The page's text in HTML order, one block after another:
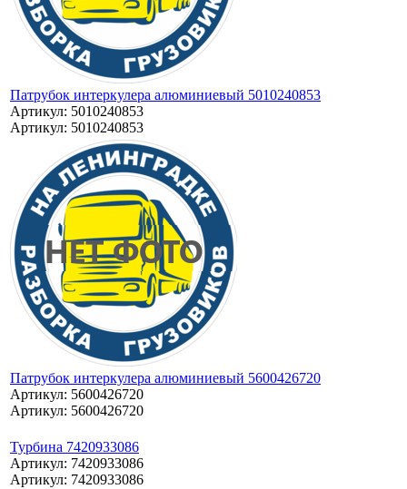
Патрубок интеркулера алюминиевый 5010240853
Артикул: 5010240853
Артикул: 5010240853
Патрубок интеркулера алюминиевый 5600426720
Артикул: 5600426720
Артикул: 5600426720
Турбина 7420933086
Артикул: 7420933086
Артикул: 7420933086